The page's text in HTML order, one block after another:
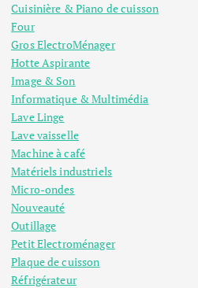
Cuisinière & Piano de cuisson
Four
Gros ElectroMénager
Hotte Aspirante
Image & Son
Informatique & Multimédia
Lave Linge
Lave vaisselle
Machine à café
Matériels industriels
Micro-ondes
Nouveauté
Outillage
Petit Electroménager
Plaque de cuisson
Réfrigérateur